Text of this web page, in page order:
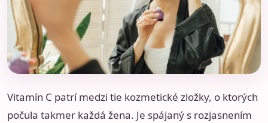
Vitamín C patrí medzi tie kozmetické zložky, o ktorých
počula takmer každá žena. Je spájaný s rozjasnením